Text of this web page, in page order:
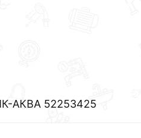
АКВА 52253425